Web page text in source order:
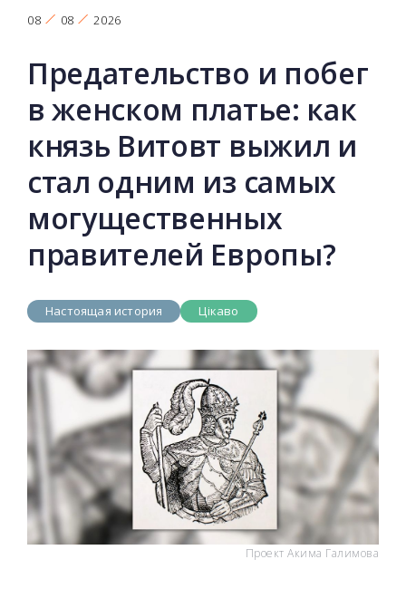
08 08 2026
Предательство и побег
в женском платье: как
князь Витовт выжил и
стал одним из самых
могущественных
правителей Европы?
Настоящая история Цікаво
Проект Акима Галимова